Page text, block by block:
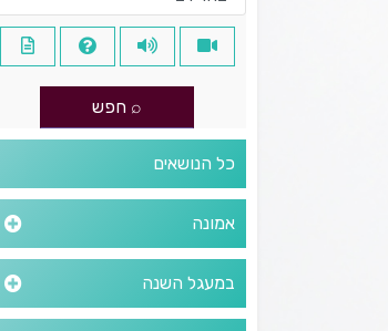
כל הנושאים
אמונה
במעגל השנה